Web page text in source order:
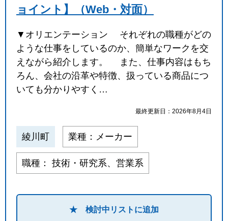
ョイント】（Web・対面）
▼オリエンテーション それぞれの職種がどの
ような仕事をしているのか、簡単なワークを交
えながら紹介します。 また、仕事内容はもち
ろん、会社の沿革や特徴、扱っている商品につ
いても分かりやすく…
最終更新日：2026年8月4日
綾川町 業種：メーカー
職種： 技術・研究系、営業系
★ 検討中リストに追加